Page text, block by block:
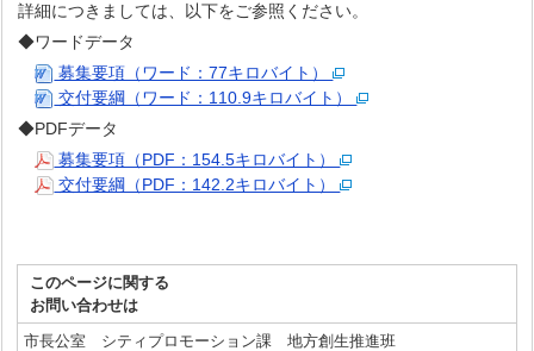
詳細につきましては、以下をご参照ください。
◆ワードデータ
募集要項（ワード：77キロバイト）
交付要綱（ワード：110.9キロバイト）
◆PDFデータ
募集要項（PDF：154.5キロバイト）
交付要綱（PDF：142.2キロバイト）
このページに関する
お問い合わせは
市長公室 シティプロモーション課 地方創生推進班